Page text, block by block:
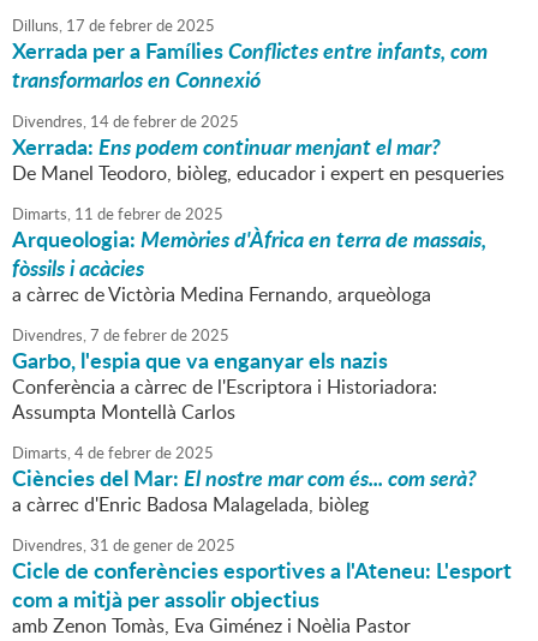
Dilluns, 17 defebrerde2025
Xerrada per a FamíliesConflictes entre infants, com
transformarlos en Connexió
Divendres, 14defebrerde2025
Xerrada:Ens podem continuar menjant el mar?
De Manel Teodoro, biòleg, educador i expert en pesqueries
Dimarts, 11 defebrerde2025
Arqueologia:Memòries d'Àfrica en terra de massais,
fòssils i acàcies
a càrrec de Victòria Medina Fernando, arqueòloga
Divendres,7 defebrerde2025
Garbo, l'espia que va enganyar els nazis
Conferència a càrrec de l'Escriptora i Historiadora:
Assumpta Montellà Carlos
Dimarts,4defebrerde2025
Ciències del Mar:El nostre mar com és... com serà?
a càrrec d'Enric Badosa Malagelada, biòleg
Divendres,31 degenerde2025
Cicle de conferències esportives a l'Ateneu: L'esport
com a mitjà per assolir objectius
amb Zenon Tomàs, Eva Giménez i Noèlia Pastor